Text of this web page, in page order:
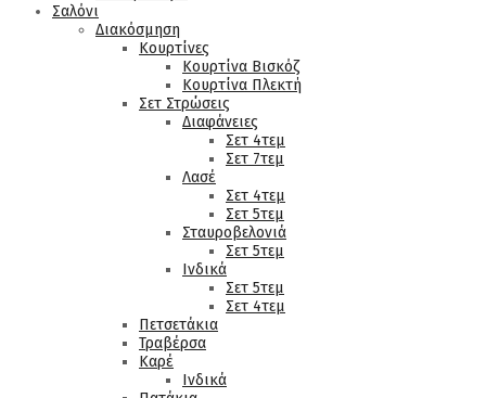
Σαλόνι
Διακόσμηση
Κουρτίνες
Κουρτίνα Βισκόζ
Κουρτίνα Πλεκτή
Σετ Στρώσεις
Διαφάνειες
Σετ 4τεμ
Σετ 7τεμ
Λασέ
Σετ 4τεμ
Σετ 5τεμ
Σταυροβελονιά
Σετ 5τεμ
Ινδικά
Σετ 5τεμ
Σετ 4τεμ
Πετσετάκια
Τραβέρσα
Καρέ
Ινδικά